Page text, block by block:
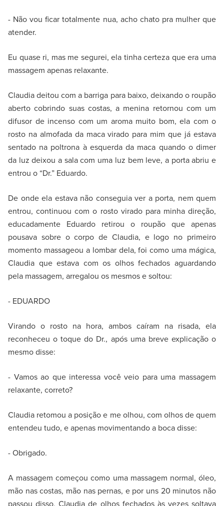
- Não vou ficar totalmente nua, acho chato pra mulher que
atender.
Eu quase ri, mas me segurei, ela tinha certeza que era uma
massagem apenas relaxante.
Claudia deitou com a barriga para baixo, deixando o roupão
aberto cobrindo suas costas, a menina retornou com um
difusor de incenso com um aroma muito bom, ela com o
rosto na almofada da maca virado para mim que já estava
sentado na poltrona à esquerda da maca quando o dimer
da luz deixou a sala com uma luz bem leve, a porta abriu e
entrou o “Dr.” Eduardo.
De onde ela estava não conseguia ver a porta, nem quem
entrou, continuou com o rosto virado para minha direção,
educadamente Eduardo retirou o roupão que apenas
pousava sobre o corpo de Claudia, e logo no primeiro
momento massageou a lombar dela, foi como uma mágica,
Claudia que estava com os olhos fechados aguardando
pela massagem, arregalou os mesmos e soltou:
- EDUARDO
Virando o rosto na hora, ambos caíram na risada, ela
reconheceu o toque do Dr., após uma breve explicação o
mesmo disse:
- Vamos ao que interessa você veio para uma massagem
relaxante, correto?
Claudia retomou a posição e me olhou, com olhos de quem
entendeu tudo, e apenas movimentando a boca disse:
- Obrigado.
A massagem começou como uma massagem normal, óleo,
mão nas costas, mão nas pernas, e por uns 20 minutos não
passou disso, Claudia de olhos fechados às vezes soltava